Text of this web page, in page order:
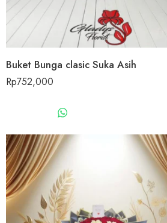
Buket Bunga clasic Suka Asih
Rp752,000